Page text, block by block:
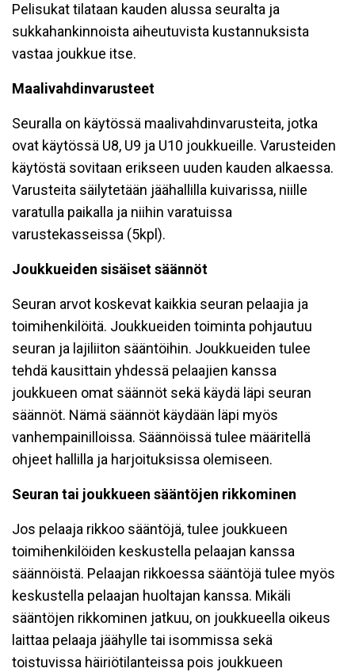
Pelisukat tilataan kauden alussa seuralta ja
sukkahankinnoista aiheutuvista kustannuksista
vastaa joukkue itse.
Maalivahdinvarusteet
Seuralla on käytössä maalivahdinvarusteita, jotka
ovat käytössä U8, U9 ja U10 joukkueille. Varusteiden
käytöstä sovitaan erikseen uuden kauden alkaessa.
Varusteita säilytetään jäähallilla kuivarissa, niille
varatulla paikalla ja niihin varatuissa
varustekasseissa (5kpl).
Joukkueiden sisäiset säännöt
Seuran arvot koskevat kaikkia seuran pelaajia ja
toimihenkilöitä. Joukkueiden toiminta pohjautuu
seuran ja lajiliiton sääntöihin. Joukkueiden tulee
tehdä kausittain yhdessä pelaajien kanssa
joukkueen omat säännöt sekä käydä läpi seuran
säännöt. Nämä säännöt käydään läpi myös
vanhempainilloissa. Säännöissä tulee määritellä
ohjeet hallilla ja harjoituksissa olemiseen.
Seuran tai joukkueen sääntöjen rikkominen
Jos pelaaja rikkoo sääntöjä, tulee joukkueen
toimihenkilöiden keskustella pelaajan kanssa
säännöistä. Pelaajan rikkoessa sääntöjä tulee myös
keskustella pelaajan huoltajan kanssa. Mikäli
sääntöjen rikkominen jatkuu, on joukkueella oikeus
laittaa pelaaja jäähylle tai isommissa sekä
toistuvissa häiriötilanteissa pois joukkueen